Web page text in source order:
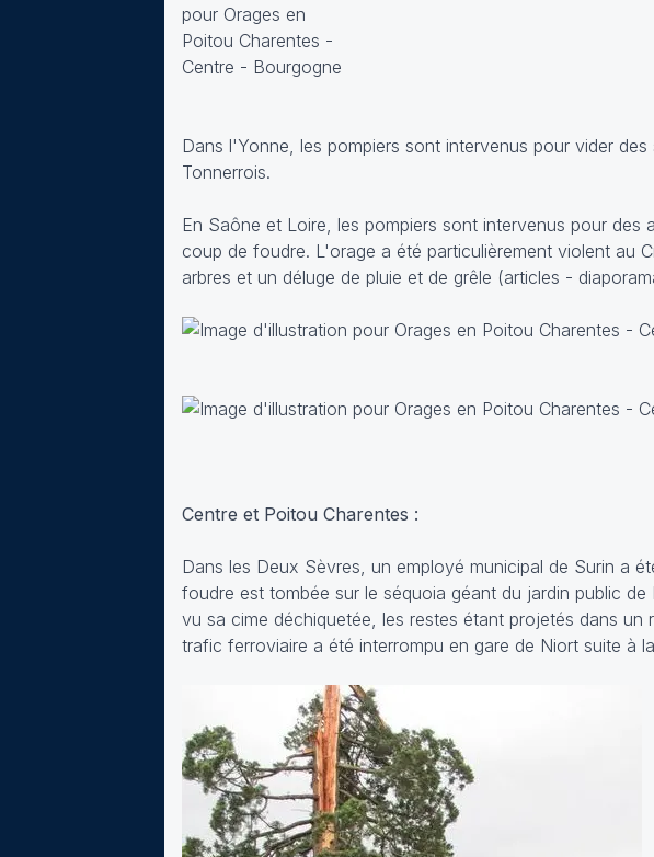
Dans l'Yonne, les pompiers sont intervenus pour vider
Tonnerrois.
En Saône et Loire, les pompiers sont intervenus pour
coup de foudre. L'orage a été particulièrement violent au
arbres et un déluge de pluie et de grêle (articles -
Centre et Poitou Charentes :
Dans les Deux Sèvres, un employé municipal de Surin a
foudre est tombée sur le séquoia géant du jardin public
vu sa cime déchiquetée, les restes étant projetés dans
trafic ferroviaire a été interrompu en gare de Niort suite à